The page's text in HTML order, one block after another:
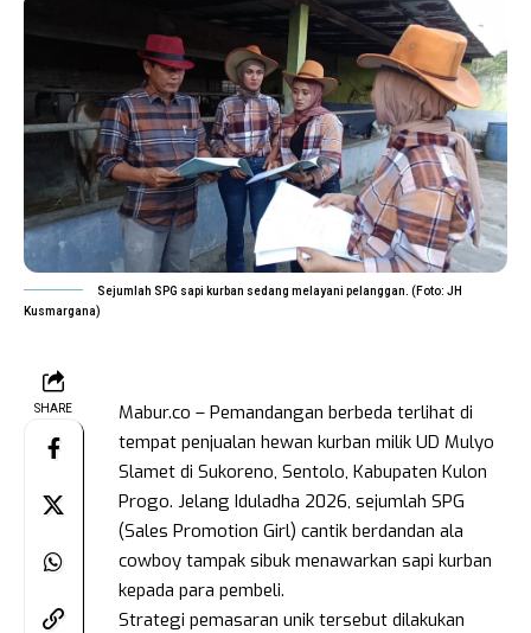
Sejumlah SPG sapi kurban sedang melayani pelanggan. (Foto: JH
Kusmargana)
SHARE
Mabur.co – Pemandangan berbeda terlihat di
tempat penjualan hewan kurban milik UD Mulyo
Slamet di Sukoreno, Sentolo, Kabupaten Kulon
Progo. Jelang Iduladha 2026, sejumlah SPG
(Sales Promotion Girl) cantik berdandan ala
cowboy tampak sibuk menawarkan sapi kurban
kepada para pembeli.
Strategi pemasaran unik tersebut dilakukan